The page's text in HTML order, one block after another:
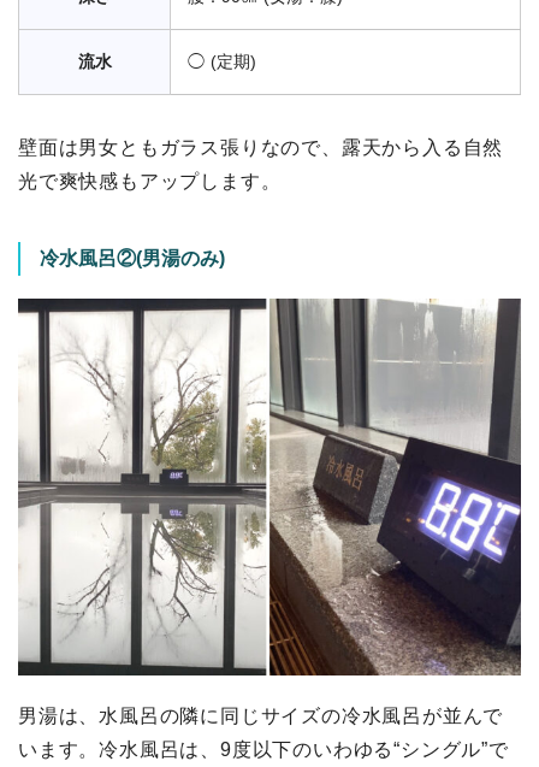
流水 ◯ (定期)
壁面は男女ともガラス張りなので、露天から入る自然
光で爽快感もアップします。
冷水風呂②(男湯のみ)
男湯は、水風呂の隣に同じサイズの冷水風呂が並んで
います。冷水風呂は、9度以下のいわゆる“シングル”で